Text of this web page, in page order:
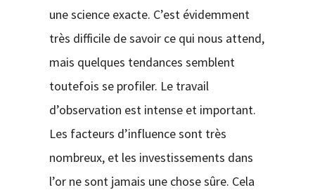
une science exacte. C’est évidemment
très difficile de savoir ce qui nous attend,
mais quelques tendances semblent
toutefois se profiler. Le travail
d’observation est intense et important.
Les facteurs d’influence sont très
nombreux, et les investissements dans
l’or ne sont jamais une chose sûre. Cela